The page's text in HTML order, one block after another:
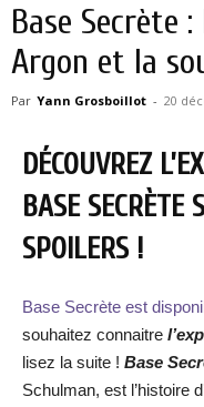
Base Secrète
Argon et la
Par Yann Grosboillot - 20
DÉCOUVREZ
BASE SECRÈTE
SPOILERS !
Base Secrète est
souhaitez connaitre
lisez la suite ! Base
Schulman, est l’histoire